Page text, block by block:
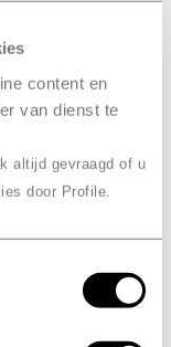
content en
van dienst te
altijd gevraagd of u
door Profile.
uitgelijnd
Banden
ondergrond:
duur en
uitlijnen
situatie. Hij
als
bepaalt hij voor